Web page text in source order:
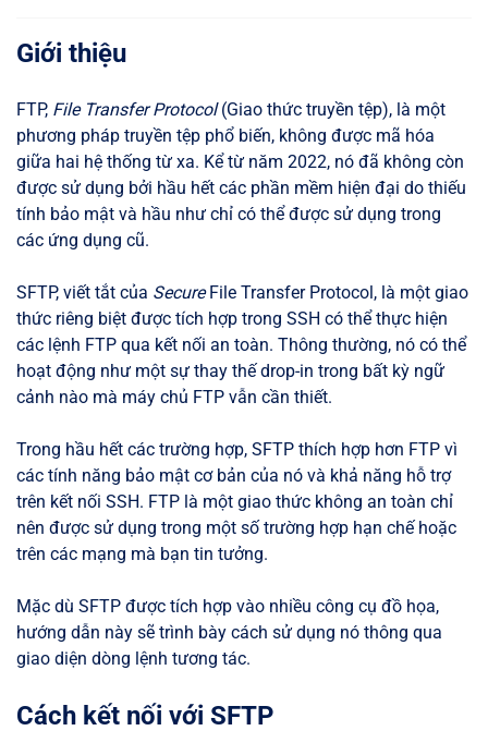
Giới thiệu
FTP, File Transfer Protocol(Giao thức truyền tệp), là một
phương pháp truyền tệp phổ biến, không được mã hóa
giữa hai hệ thống từ xa. Kể từ năm 2022, nó đã không còn
được sử dụng bởi hầu hết các phần mềm hiện đại do thiếu
tính bảo mật và hầu như chỉ có thể được sử dụng trong
các ứng dụng cũ.
SFTP, viết tắt của SecureFile Transfer Protocol, là một giao
thức riêng biệt được tích hợp trong SSH có thể thực hiện
các lệnh FTP qua kết nối an toàn. Thông thường, nó có thể
hoạt động như một sự thay thế drop-in trong bất kỳ ngữ
cảnh nào mà máy chủ FTP vẫn cần thiết.
Trong hầu hết các trường hợp, SFTP thích hợp hơn FTP vì
các tính năng bảo mật cơ bản của nó và khả năng hỗ trợ
trên kết nối SSH. FTP là một giao thức không an toàn chỉ
nên được sử dụng trong một số trường hợp hạn chế hoặc
trên các mạng mà bạn tin tưởng.
Mặc dù SFTP được tích hợp vào nhiều công cụ đồ họa,
hướng dẫn này sẽ trình bày cách sử dụng nó thông qua
giao diện dòng lệnh tương tác.
Cách kết nối với SFTP